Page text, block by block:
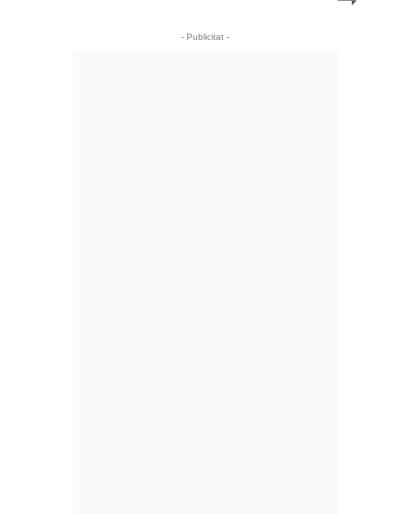
- Publicitat -